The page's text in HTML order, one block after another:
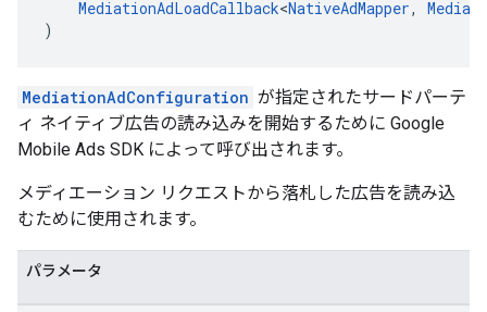
MediationAdLoadCallback<NativeAdMapper,
)
MediationAdConfiguration が指定されたサードパーテ
ィ ネイティブ広告の読み込みを開始するために Google
Mobile Ads SDK によって呼び出されます。
メディエーション リクエストから落札した広告を読み込
むために使用されます。
パラメータ